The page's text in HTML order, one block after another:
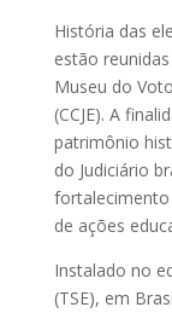
História das
estão
Museu do
(CCJE). A
patrimônio
do Judiciário
fortalecimento
de ações
Instalado no
(TSE), em